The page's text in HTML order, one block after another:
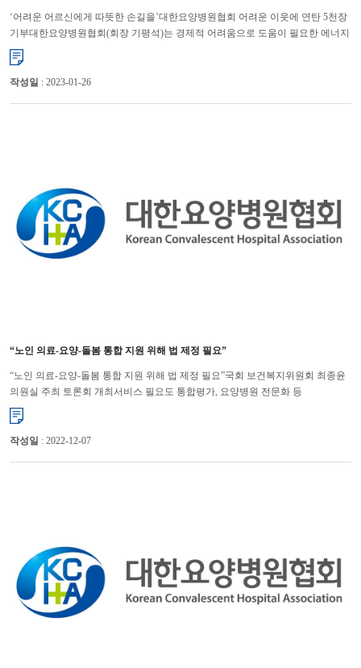
‘어려운 어르신에게 따뜻한 손길을’대한요양병원협회 어려운 이웃에 연탄 5천장
기부대한요양병원협회(회장 기평석)는 경제적 어려움으로 도움이 필요한 에너지
취약계층을 돕기 위해 (사)따뜻한 한반도 사랑의 연탄나눔운...
작성일 : 2023-01-26
“노인 의료-요양-돌봄 통합 지원 위해 법 제정 필요”
“노인 의료-요양-돌봄 통합 지원 위해 법 제정 필요”국회 보건복지위원회 최종윤
의원실 주최 토론회 개최서비스 필요도 통합평가, 요양병원 전문화 등
명시노인들의 의료, 요양, 돌봄 요구를 효과적으로 반영하고, 통합적이...
작성일 : 2022-12-07